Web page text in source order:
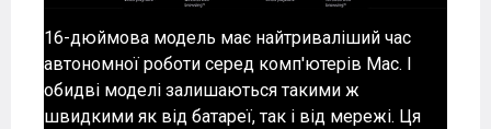
16-дюймова модель має найтриваліший час
автономної роботи серед комп'ютерів Mac. І
обидві моделі залишаються такими ж
швидкими як від батареї, так і від мережі. Ця